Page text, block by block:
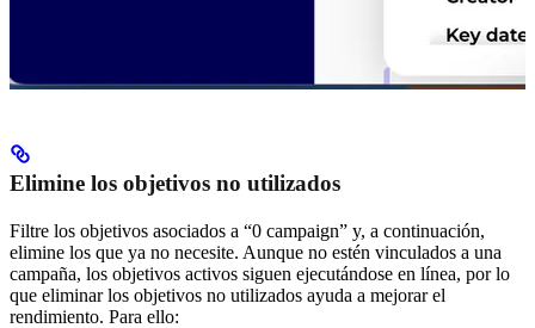
Elimine los objetivos no utilizados
Filtre los objetivos asociados a “0 campaign” y, a continuación,
elimine los que ya no necesite. Aunque no estén vinculados a una
campaña, los objetivos activos siguen ejecutándose en línea, por lo
que eliminar los objetivos no utilizados ayuda a mejorar el
rendimiento. Para ello: